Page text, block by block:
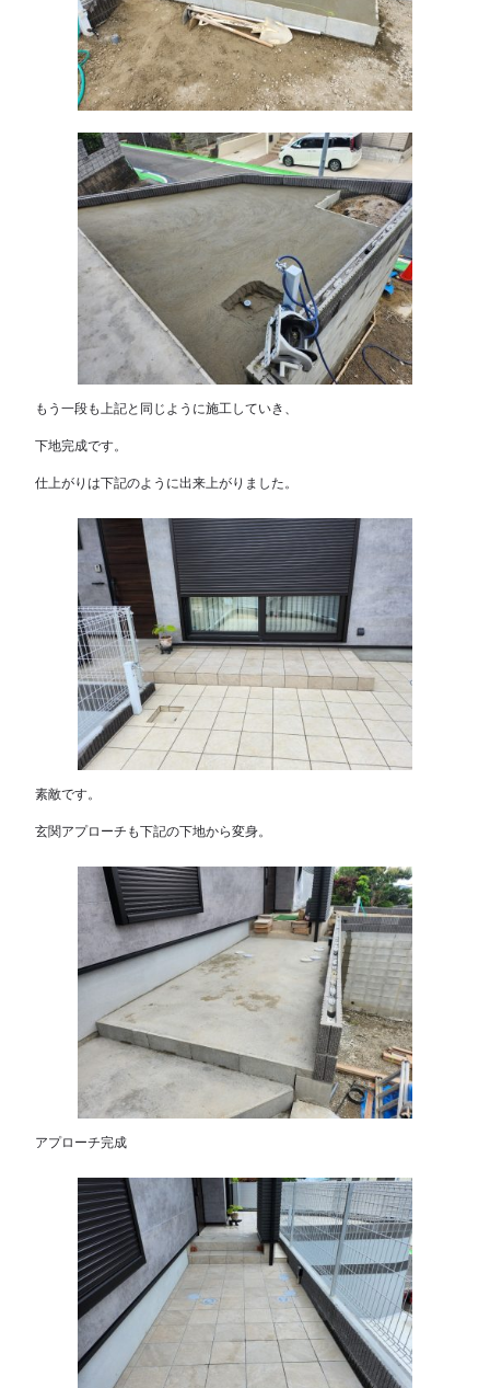
もう一段も上記と同じように施工していき、
下地完成です。
仕上がりは下記のように出来上がりました。
素敵です。
玄関アプローチも下記の下地から変身。
アプローチ完成